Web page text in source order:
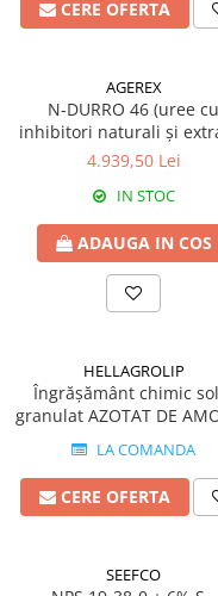
CHIMEN
CICOARE
Insecticide
Fungicide
Insecticide
Biostimulatori
CITRICE
Fertilizanți foliari
COACĂZ
Erbicide
CONIFERE
Insecticide
Biostimulatori
Fertilizanți foliari
Adjuvanți
Insecticide
Fertilizanți foliari
GRÂU
Tratament semințe
Fungicide
Insecticide
Biostimulatori
GRÂU DE TOAMNĂ
CERE OFERTA
AGEREX
N-DURRO 46 (uree cu
inhibitori naturali și
humice) - Îngrășământ
4.939,50 Lei
IN STOC
ADAUGA IN COS
HELLAGROLIP
Îngrășământ chimic
granulat AZOTAT DE
origine Grecia
LA COMANDA
CERE OFERTA
SEEFCO